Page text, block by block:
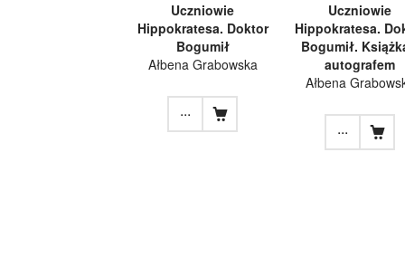
Uczniowie
Hippokratesa. Doktor
Bogumił
Ałbena Grabowska
...
Uczniowie
Hippokratesa.
Bogumił.
autografem
Ałbena
...